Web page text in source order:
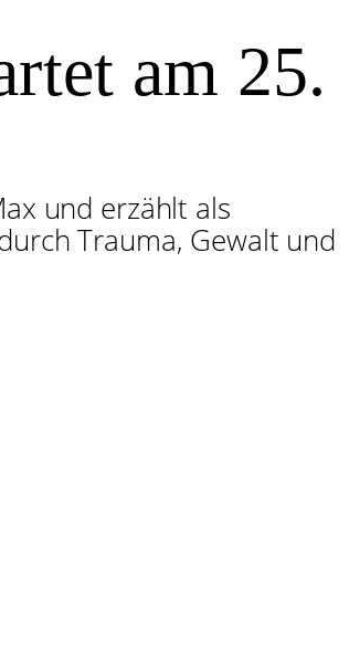
am 25.
und erzählt als
Trauma, Gewalt und